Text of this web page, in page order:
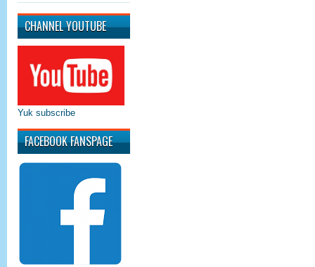
CHANNEL YOUTUBE
Yuk subscribe
FACEBOOK FANSPAGE